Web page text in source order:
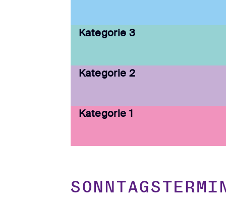
Kategorie 3
Kategorie 2
Kategorie 1